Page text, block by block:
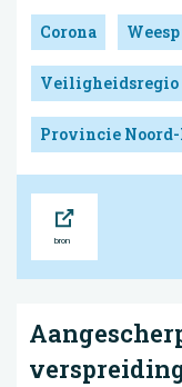
Corona Weesp
Veiligheidsregio
Provincie